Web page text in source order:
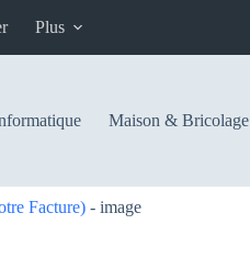
Plus
Maison & Bricolage
Facture) - image